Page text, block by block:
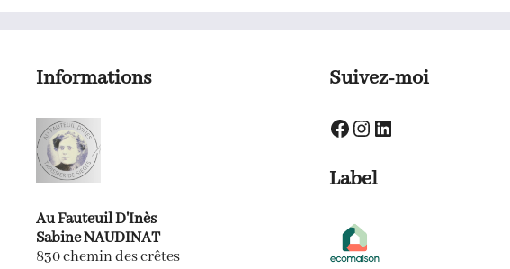
Informations
Au Fauteuil D'Inès
Sabine NAUDINAT
830 chemin des crêtes
Suivez-moi
Facebook
Instagram
LinkedIn
Label